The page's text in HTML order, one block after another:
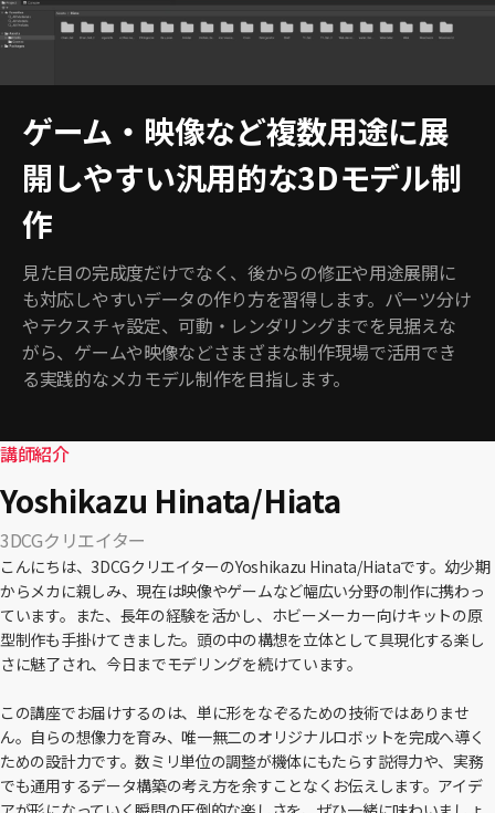
ゲーム・映像など複数用途に展
開しやすい汎用的な3Dモデル制
作
見た目の完成度だけでなく、後からの修正や用途展開に
も対応しやすいデータの作り方を習得します。パーツ分け
やテクスチャ設定、可動・レンダリングまでを見据えな
がら、ゲームや映像などさまざまな制作現場で活用でき
る実践的なメカモデル制作を目指します。
講師紹介
Yoshikazu Hinata/Hiata
3DCGクリエイター
こんにちは、3DCGクリエイターのYoshikazu Hinata/Hiataです。幼少期
からメカに親しみ、現在は映像やゲームなど幅広い分野の制作に携わっ
ています。また、長年の経験を活かし、ホビーメーカー向けキットの原
型制作も手掛けてきました。頭の中の構想を立体として具現化する楽し
さに魅了され、今日までモデリングを続けています。
この講座でお届けするのは、単に形をなぞるための技術ではありませ
ん。自らの想像力を育み、唯一無二のオリジナルロボットを完成へ導く
ための設計力です。数ミリ単位の調整が機体にもたらす説得力や、実務
でも通用するデータ構築の考え方を余すことなくお伝えします。アイデ